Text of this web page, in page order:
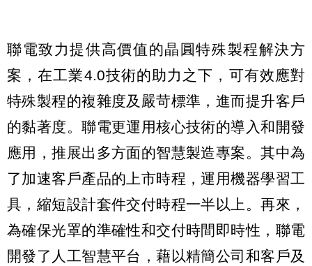
聯電致力提供高價值的晶圓特殊製程解決方
案，在工業4.0技術的助力之下，可有效應對
特殊製程的複雜度及嚴苛標準，進而提升客戶
的黏著度。聯電更運用核心技術的導入和開發
應用，推展出多方面的智慧製造專案。其中為
了加速客戶產品的上市時程，運用機器學習工
具，縮短設計套件交付時程一半以上。再來，
為確保光罩的準確性和交付時間即時性，聯電
開發了人工智慧平台，藉以精簡公司和客戶及